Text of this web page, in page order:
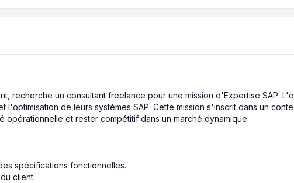
recherche un consultant freelance pour une mission d'Expertise SAP.
de leurs systèmes SAP. Cette mission s'inscrit dans un
et rester compétitif dans un marché dynamique.
spécifications fonctionnelles.
client.